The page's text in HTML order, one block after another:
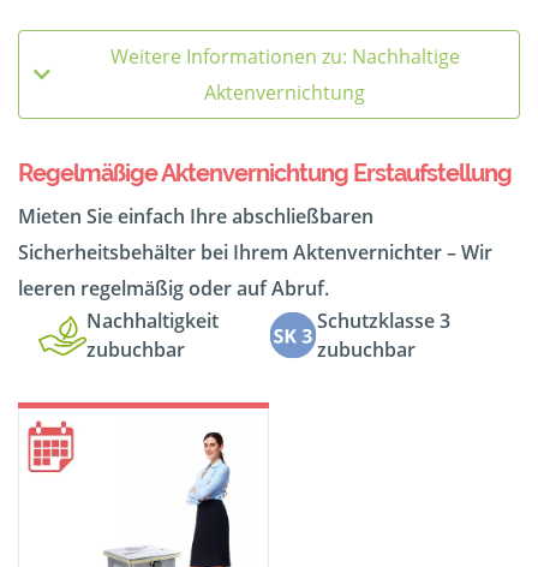
Weitere Informationen zu: Nachhaltige
Aktenvernichtung
Regelmäßige Aktenvernichtung Erstaufstellung
Mieten Sie einfach Ihre abschließbaren
Sicherheitsbehälter bei Ihrem Aktenvernichter – Wir
leeren regelmäßig oder auf Abruf.
Nachhaltigkeit
zubuchbar
Schutzklasse 3
zubuchbar